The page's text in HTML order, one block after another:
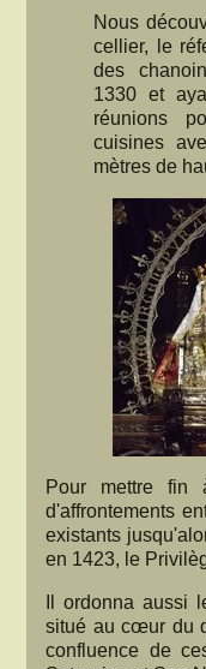
Nous
cellier, le
des
1330 et
réunions
cuisines
mètres de
Pour mettre fin
d'affrontements
existants
en 1423, le
Il ordonna aussi
situé au cœur du
confluence de